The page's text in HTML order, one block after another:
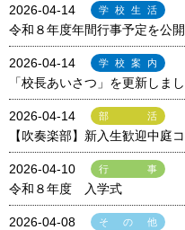
2026-04-14 学校生活
令和８年度年間行事予定を公
2026-04-14 学校案内
「校長あいさつ」を更新しまし
2026-04-14 部活
【吹奏楽部】新入生歓迎中庭
2026-04-10 行事
令和８年度 入学式
2026-04-08 その他